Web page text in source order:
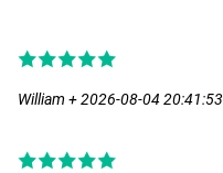
William + 2026-08-04 20:41:53